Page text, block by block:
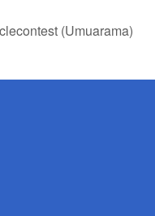
(Umuarama)